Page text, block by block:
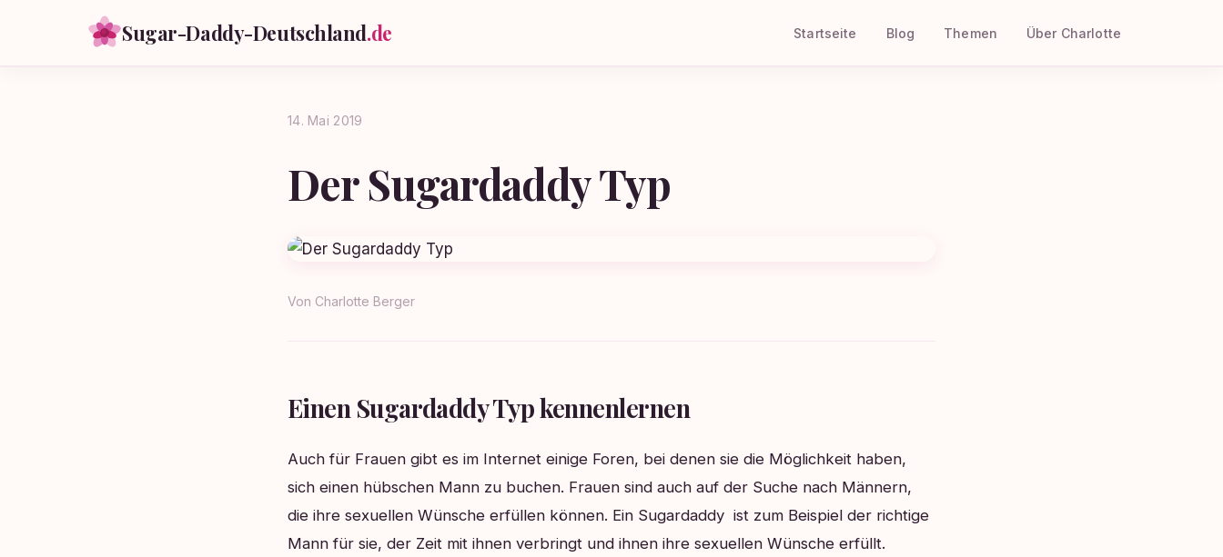
Sugar-Daddy-Deutschland.de Startseite Blog Themen Über Charlotte
14. Mai 2019
Der Sugardaddy Typ
Von Charlotte Berger
Einen Sugardaddy Typ kennenlernen
Auch für Frauen gibt es im Internet einige Foren, bei denen sie die Möglichkeit haben,
sich einen hübschen Mann zu buchen. Frauen sind auch auf der Suche nach Männern,
die ihre sexuellen Wünsche erfüllen können. Ein Sugardaddy ist zum Beispiel der richtige
Mann für sie, der Zeit mit ihnen verbringt und ihnen ihre sexuellen Wünsche erfüllt.